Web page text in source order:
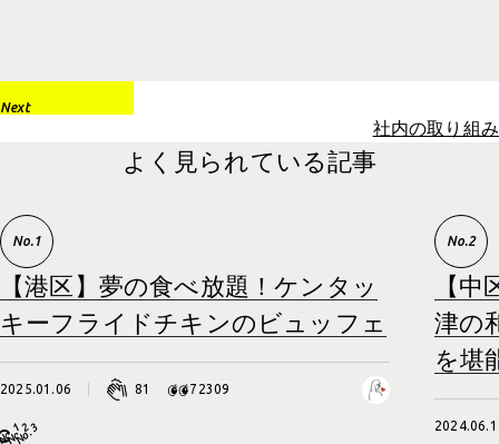
Next
社内の取り組み
よく見られている記事
【港区】夢の食べ放題！ケンタッ
キーフライドチキンのビュッフェ
2025.01.06 81 72309
【
津の
を堪